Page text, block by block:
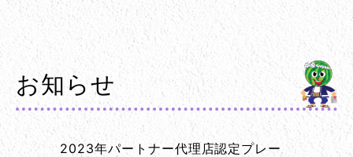
お知らせ
2023年パートナー代理店認定プレー